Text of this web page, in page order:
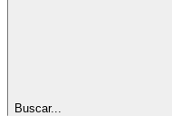
Buscar...